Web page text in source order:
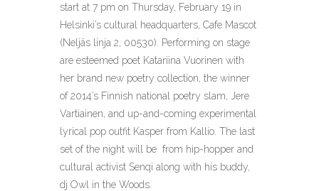
start at 7 pm on Thursday, February 19 in
Helsinki’s cultural headquarters, Cafe Mascot
(Neljäs linja 2, 00530). Performing on stage
are esteemed poet Katariina Vuorinen with
her brand new poetry collection, the winner
of 2014’s Finnish national poetry slam, Jere
Vartiainen, and up-and-coming experimental
lyrical pop outfit Kasper from Kallio. The last
set of the night will be from hip-hopper and
cultural activist Senqi along with his buddy,
dj Owl in the Woods.